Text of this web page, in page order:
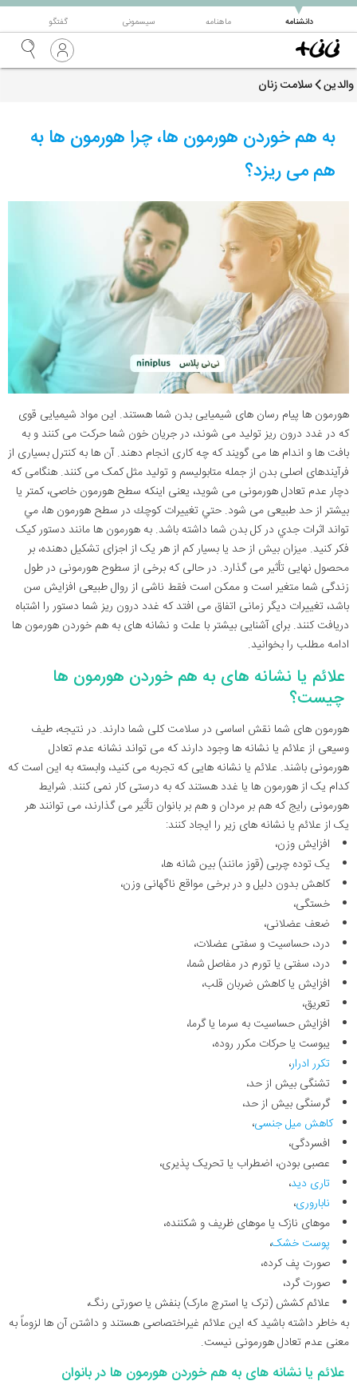
دانشنامه
▼ ماهنامه سیسمونی گفتگو
والدین سلامت زنان
به هم خوردن هورمون ها، چرا هورمون ها به
هم می ریزد؟
هورمون ها پیام رسان های شیمیایی بدن شما هستند. این مواد شیمیایی قوی
که در غدد درون ریز تولید می شوند، در جریان خون شما حرکت می کنند و به
بافت ها و اندام ها می گویند که چه کاری انجام دهند. آن ها به کنترل بسیاری از
فرآیندهای اصلی بدن از جمله متابولیسم و تولید مثل کمک می کنند. هنگامی که
دچار عدم تعادل هورمونی می شوید، یعنی اینکه سطح هورمون خاصی، کمتر یا
بیشتر از حد طبیعی می شود. حتي تغييرات كوچك در سطح هورمون ها، مي
تواند اثرات جدي در كل بدن شما داشته باشد. به هورمون ها مانند دستور کیک
فکر کنید. میزان بیش از حد یا بسیار کم از هر یک از اجزای تشکیل دهنده، بر
محصول نهایی تأثیر می گذارد. در حالی که برخی از سطوح هورمونی در طول
زندگی شما متغیر است و ممکن است فقط ناشی از روال طبیعی افزایش سن
باشد، تغییرات دیگر زمانی اتفاق می افتد که غدد درون ریز شما دستور را اشتباه
دریافت کنند. برای آشنایی بیشتر با علت و نشانه های به هم خوردن هورمون ها
ادامه مطلب را بخوانید.
علائم یا نشانه های به هم خوردن هورمون ها
چیست؟
هورمون های شما نقش اساسی در سلامت کلی شما دارند. در نتیجه، طیف
وسیعی از علائم یا نشانه ها وجود دارند که می تواند نشانه عدم تعادل
هورمونی باشند. علائم یا نشانه هایی که تجربه می کنید، وابسته به این است که
کدام یک از هورمون ها یا غدد هستند که به درستی کار نمی کنند. شرایط
هورمونی رایج که هم بر مردان و هم بر بانوان تأثیر می گذارند، می توانند هر
یک از علائم یا نشانه های زیر را ایجاد کنند:
افزایش وزن،
یک توده چربی (قوز مانند) بین شانه ها،
کاهش بدون دلیل و در برخی مواقع ناگهانی وزن،
خستگی،
ضعف عضلانی،
درد، حساسیت و سفتی عضلات،
درد، سفتی یا تورم در مفاصل شما،
افزایش یا کاهش ضربان قلب،
تعریق،
افزایش حساسیت به سرما یا گرما،
یبوست یا حرکات مکرر روده،
تکرر ادرار،
تشنگی بیش از حد،
گرسنگی بیش از حد،
کاهش میل جنسی،
افسردگی،
عصبی بودن، اضطراب یا تحریک پذیری،
تاری دید،
ناباروری،
موهای نازک یا موهای ظریف و شکننده،
پوست خشک،
صورت پف کرده،
صورت گرد،
علائم کشش (ترک یا استرچ مارک) بنفش یا صورتی رنگ،
به خاطر داشته باشید که این علائم غیراختصاصی هستند و داشتن آن ها لزوماً به
معنی عدم تعادل هورمونی نیست.
علائم یا نشانه های به هم خوردن هورمون ها در بانوان